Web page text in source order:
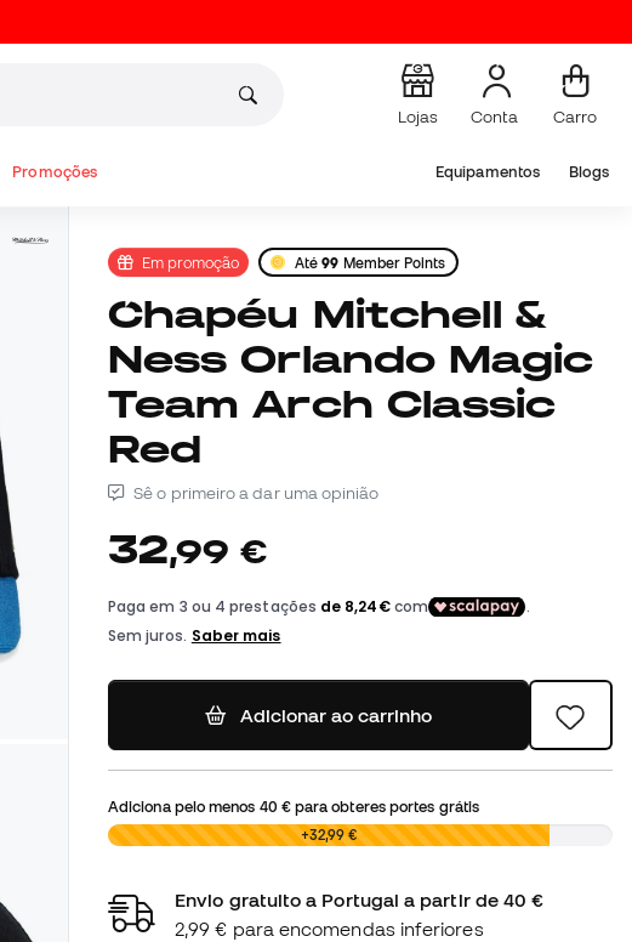
Lojas Conta Carro
Promoções Equipamentos Blogs
Em promoção Até99 Member Points
Chapéu Mitchell &
Ness Orlando Magic
Team Arch Classic
Red
Sê o primeiro a dar uma opinião
32,99 €
Adicionar ao carrinho
Adiciona pelo menos 40 €para obteres portes grátis
0,00 € +32,99 €
Envio gratuito a Portugal a partir de 40 €
2,99 € para encomendas inferiores